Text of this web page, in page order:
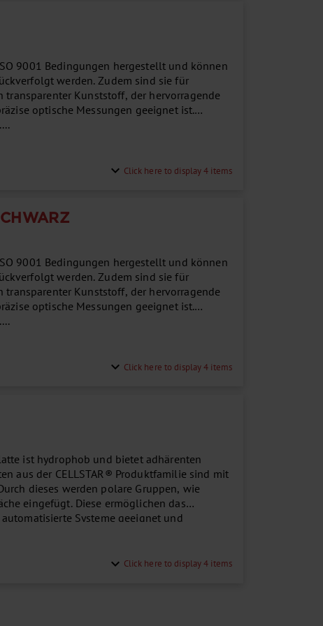
9001 Bedingungen hergestellt und können
werden. Zudem sind sie für
Kunststoff, der hervorragende
optische Messungen geeignet ist.
expand_more Click here to display 4 items
9001 Bedingungen hergestellt und können
werden. Zudem sind sie für
Kunststoff, der hervorragende
optische Messungen geeignet ist.
expand_more Click here to display 4 items
ist hydrophob und bietet adhärenten
aus der CELLSTAR® Produktfamilie sind mit
dieses werden polare Gruppen, wie
eingefügt. Diese ermöglichen das
Systeme geeignet und
expand_more Click here to display 4 items